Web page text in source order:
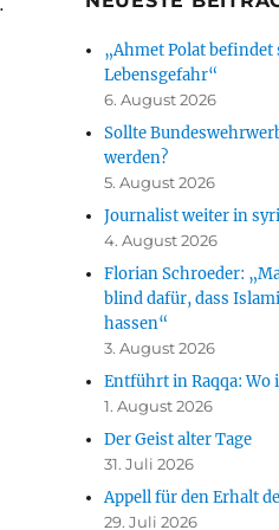
„Ahmet Polat
Lebensgefahr“
6. August 2026
Sollte
werden?
5. August 2026
Journalist weiter in
4. August 2026
Florian Schroeder:
blind dafür, dass
hassen“
3. August 2026
Entführt in Raqqa: Wo
1. August 2026
Der Geist alter Tage
31. Juli 2026
Appell für den Erhalt
29. Juli 2026